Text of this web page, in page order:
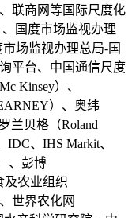
联商网等国际尺度化
国度市场监视办理
场监视办理总局-国
平台、中国通信尺度
Kinsey）、
）、奥纬
兰贝格（Roland
IDC、IHS Markit、
、彭博
及农业组织
世界农化网